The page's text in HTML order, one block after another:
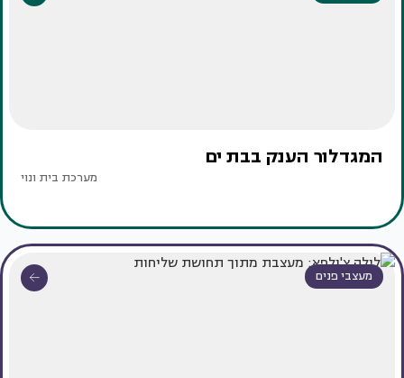
המגדלור הענק בבת ים
מערכת בית ונוי
מעצבי פנים